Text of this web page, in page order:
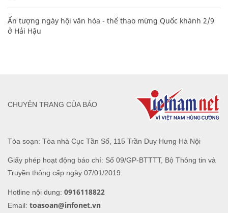
Ấn tượng ngày hội văn hóa - thể thao mừng Quốc khánh 2/9
ở Hải Hậu
Tòa soạn: Tòa nhà Cục Tần Số, 115 Trần Duy Hưng Hà Nội
Giấy phép hoạt động báo chí: Số 09/GP-BTTTT, Bộ Thông tin và
Truyền thông cấp ngày 07/01/2019.
Hotline nội dung: 0916118822
Email: toasoan@infonet.vn
CHUYÊN TRANG CỦA BÁO